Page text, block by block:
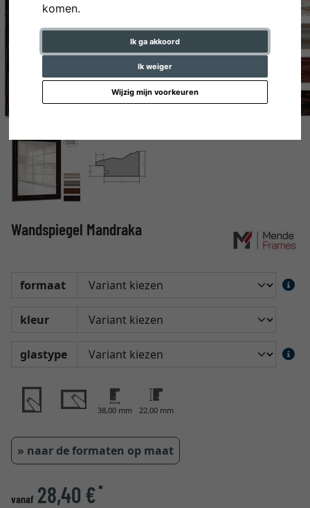
komen.
Ik ga akkoord
Ik weiger
Wijzig mijn voorkeuren
Wandspiegel Mandraka
formaat
kleur
glastype
38,00 mm 22,00 mm
» naar de formaten op maat
vanaf 28,40 €*